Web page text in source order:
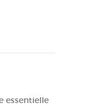
essentielle